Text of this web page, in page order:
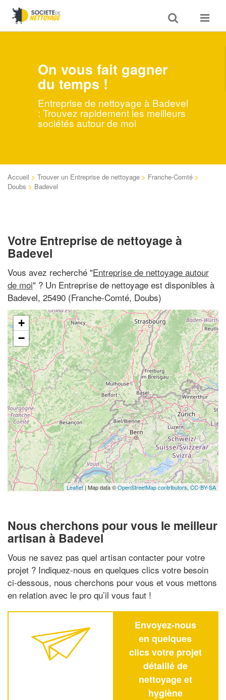
Toggle
search
Toggle
On vous fait gagner
du temps !
Entreprise de nettoyage à Badevel
: Trouvez rapidement les meilleurs
sociétés autour de moi
Accueil > Trouver un Entreprise de nettoyage > Franche-Comté >
Doubs > Badevel
Votre Entreprise de nettoyage à
Badevel
Vous avez recherché "Entreprise de nettoyage autour
de moi" ? Un Entreprise de nettoyage est disponibles à
Badevel, 25490 (Franche-Comté, Doubs)
+
−
Leaflet| Map data ©OpenStreetMap contributors, CC-BY-SA
Nous cherchons pour vous le meilleur
artisan à Badevel
Vous ne savez pas quel artisan contacter pour votre
projet ? Indiquez-nous en quelques clics votre besoin
ci-dessous, nous cherchons pour vous et vous mettons
en relation avec le pro qu’il vous faut !
Envoyez-nous
en quelques
clics votre projet
détaillé de
nettoyage et
hygiène